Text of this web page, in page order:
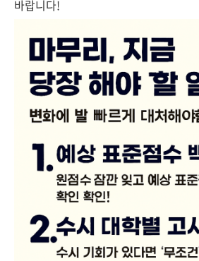
바랍니다!